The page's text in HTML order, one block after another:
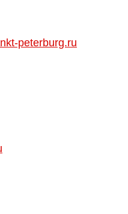
peterburg.ru